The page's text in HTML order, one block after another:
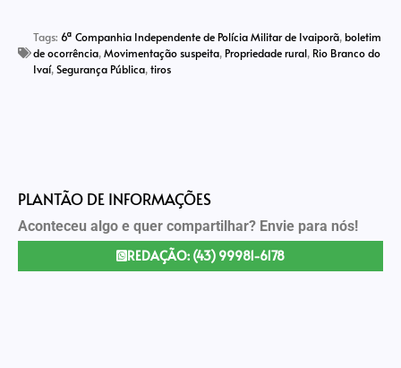
Tags: 6ª Companhia Independente de Polícia Militar de Ivaiporã,boletim
de ocorrência,Movimentação suspeita, Propriedade rural, Rio Branco do
Ivaí,Segurança Pública,tiros
PLANTÃO DE INFORMAÇÕES
Aconteceu algo e quer compartilhar? Envie para nós!
REDAÇÃO: (43) 99981-6178